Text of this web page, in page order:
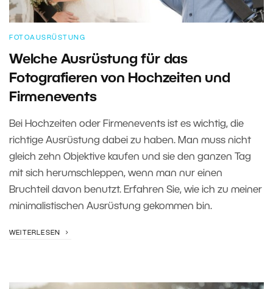
FOTOAUSRÜSTUNG
Welche Ausrüstung für das
Fotografieren von Hochzeiten und
Firmenevents
Bei Hochzeiten oder Firmenevents ist es wichtig, die
richtige Ausrüstung dabei zu haben. Man muss nicht
gleich zehn Objektive kaufen und sie den ganzen Tag
mit sich herumschleppen, wenn man nur einen
Bruchteil davon benutzt. Erfahren Sie, wie ich zu meiner
minimalistischen Ausrüstung gekommen bin.
WEITERLESEN